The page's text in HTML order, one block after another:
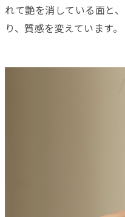
れて艶を消している面と
り、質感を変えています。